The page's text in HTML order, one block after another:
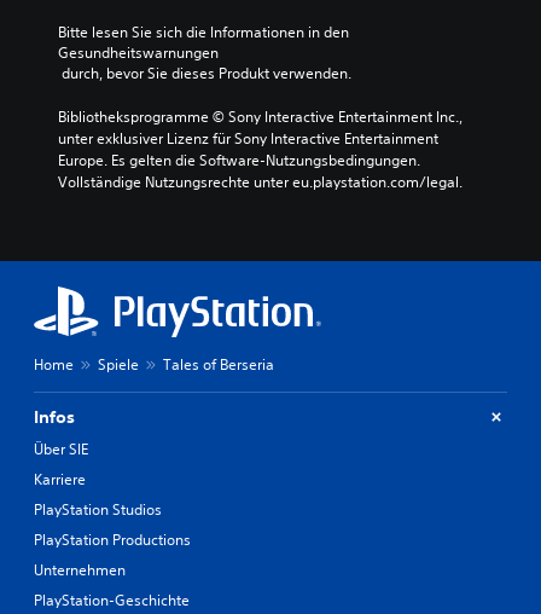
Bitte lesen Sie sich die Informationen in den
Gesundheitswarnungen
durch, bevor Sie dieses Produkt verwenden.
Bibliotheksprogramme © Sony Interactive Entertainment Inc.,
unter exklusiver Lizenz für Sony Interactive Entertainment
Europe. Es gelten die Software-Nutzungsbedingungen.
Vollständige Nutzungsrechte unter eu.playstation.com/legal.
Home Spiele Tales of Berseria
Infos
Über SIE
Karriere
PlayStation Studios
PlayStation Productions
Unternehmen
PlayStation-Geschichte